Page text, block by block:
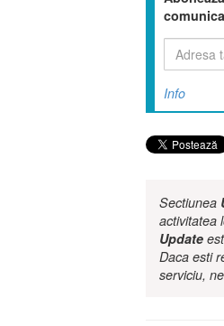
Info
Sectiunea
activitatea
Update
Daca esti
serviciu,